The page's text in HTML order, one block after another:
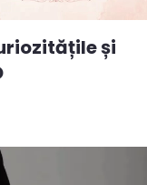
și